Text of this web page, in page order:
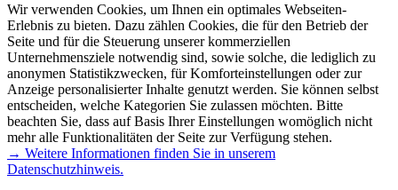
Wir verwenden Cookies, um Ihnen ein optimales Webseiten-
Erlebnis zu bieten. Dazu zählen Cookies, die für den Betrieb der
Seite und für die Steuerung unserer kommerziellen
Unternehmensziele notwendig sind, sowie solche, die lediglich zu
anonymen Statistikzwecken, für Komforteinstellungen oder zur
Anzeige personalisierter Inhalte genutzt werden. Sie können selbst
entscheiden, welche Kategorien Sie zulassen möchten. Bitte
beachten Sie, dass auf Basis Ihrer Einstellungen womöglich nicht
mehr alle Funktionalitäten der Seite zur Verfügung stehen.
→ Weitere Informationen finden Sie in unserem
Datenschutzhinweis.